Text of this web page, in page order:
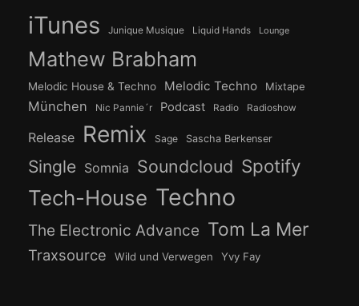
iTunes Junique Musique Liquid Hands Lounge
Mathew Brabham
Melodic House & Techno Melodic Techno Mixtape
München Nic Pannie´r Podcast Radio Radioshow
Release Remix Sage Sascha Berkenser
Single Somnia Soundcloud Spotify
Tech-House Techno
The Electronic Advance Tom La Mer
Traxsource Wild und Verwegen Yvy Fay